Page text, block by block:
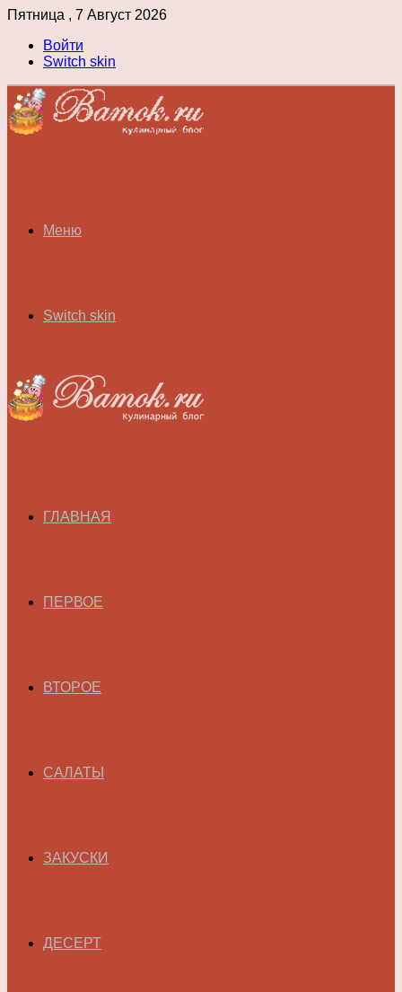
Пятница , 7 Август 2026
Войти
Switch skin
Меню
Switch skin
ГЛАВНАЯ
ПЕРВОЕ
ВТОРОЕ
САЛАТЫ
ЗАКУСКИ
ДЕСЕРТ